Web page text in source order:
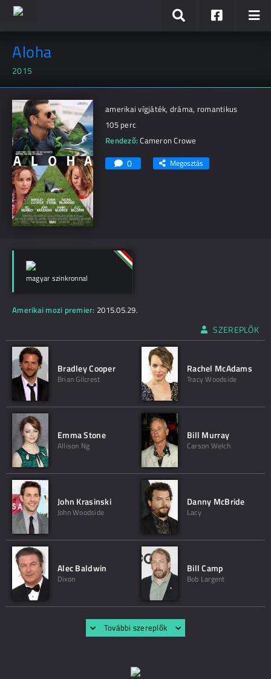
Aloha
2015
amerikai vígjáték, dráma, romantikus
105 perc
Rendező:Cameron Crowe
0 Megosztás
magyar szinkronnal
Amerikai mozi premier: 2015.05.29.
SZEREPLŐK
Bradley Cooper
Brian Gilcrest
Rachel McAdams
Tracy Woodside
Emma Stone
Allison Ng
Bill Murray
Carson Welch
John Krasinski
John Woodside
Danny McBride
Lacy
Alec Baldwin
Dixon
Bill Camp
Bob Largent
További szereplők